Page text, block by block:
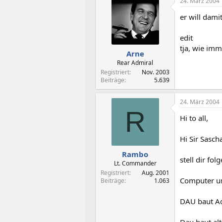
Diese
Konkrete
Arne
Rear Admiral
Registriert
Nov. 2003
Beiträge
5.639
er will
edit
tja, wie
R
Rambo
Lt. Commander
Registriert
Aug. 2001
Beiträge
1.063
24. März 2004
Hi to all,
Hi Sir
stell dir
Computer
DAU baut